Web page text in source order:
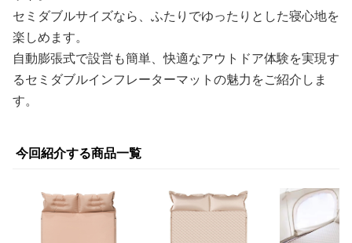
セミダブルサイズなら、ふたりでゆったりとした寝心地を
楽しめます。
自動膨張式で設営も簡単、快適なアウトドア体験を実現す
るセミダブルインフレーターマットの魅力をご紹介しま
す。
今回紹介する商品一覧